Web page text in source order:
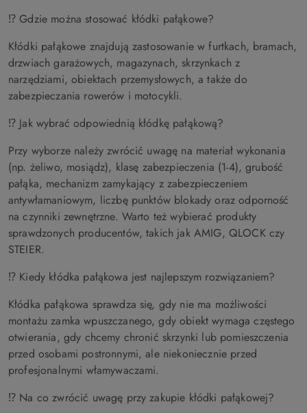
⁉️ Gdzie można stosować kłódki pałąkowe?
Kłódki pałąkowe znajdują zastosowanie w furtkach, bramach,
drzwiach garażowych, magazynach, skrzynkach z
narzędziami, obiektach przemysłowych, a także do
zabezpieczania rowerów i motocykli.
⁉️ Jak wybrać odpowiednią kłódkę pałąkową?
Przy wyborze należy zwrócić uwagę na materiał wykonania
(np. żeliwo, mosiądz), klasę zabezpieczenia (1-4), grubość
pałąka, mechanizm zamykający z zabezpieczeniem
antywłamaniowym, liczbę punktów blokady oraz odporność
na czynniki zewnętrzne. Warto też wybierać produkty
sprawdzonych producentów, takich jak AMIG, QLOCK czy
STEIER.
⁉️ Kiedy kłódka pałąkowa jest najlepszym rozwiązaniem?
Kłódka pałąkowa sprawdza się, gdy nie ma możliwości
montażu zamka wpuszczanego, gdy obiekt wymaga częstego
otwierania, gdy chcemy chronić skrzynki lub pomieszczenia
przed osobami postronnymi, ale niekoniecznie przed
profesjonalnymi włamywaczami.
⁉️ Na co zwrócić uwagę przy zakupie kłódki pałąkowej?